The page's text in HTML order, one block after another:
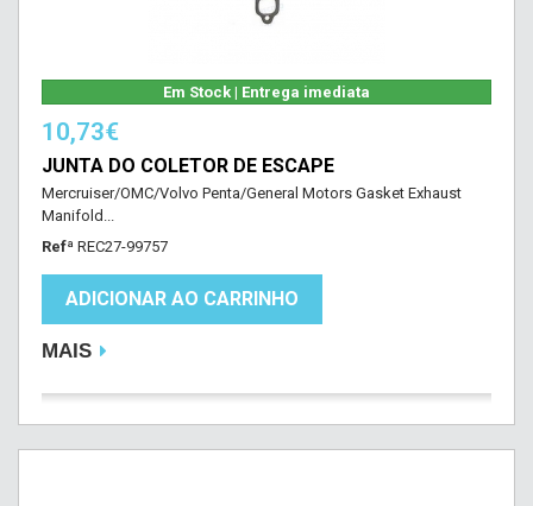
Em Stock | Entrega imediata
10,73€
JUNTA DO COLETOR DE ESCAPE
Mercruiser/OMC/Volvo Penta/General Motors Gasket Exhaust
Manifold...
Refª REC27-99757
ADICIONAR AO CARRINHO
MAIS